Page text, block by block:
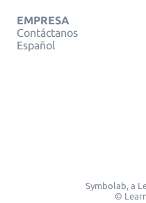
EMPRESA
Contáctanos
Español
Symbolab, a
©